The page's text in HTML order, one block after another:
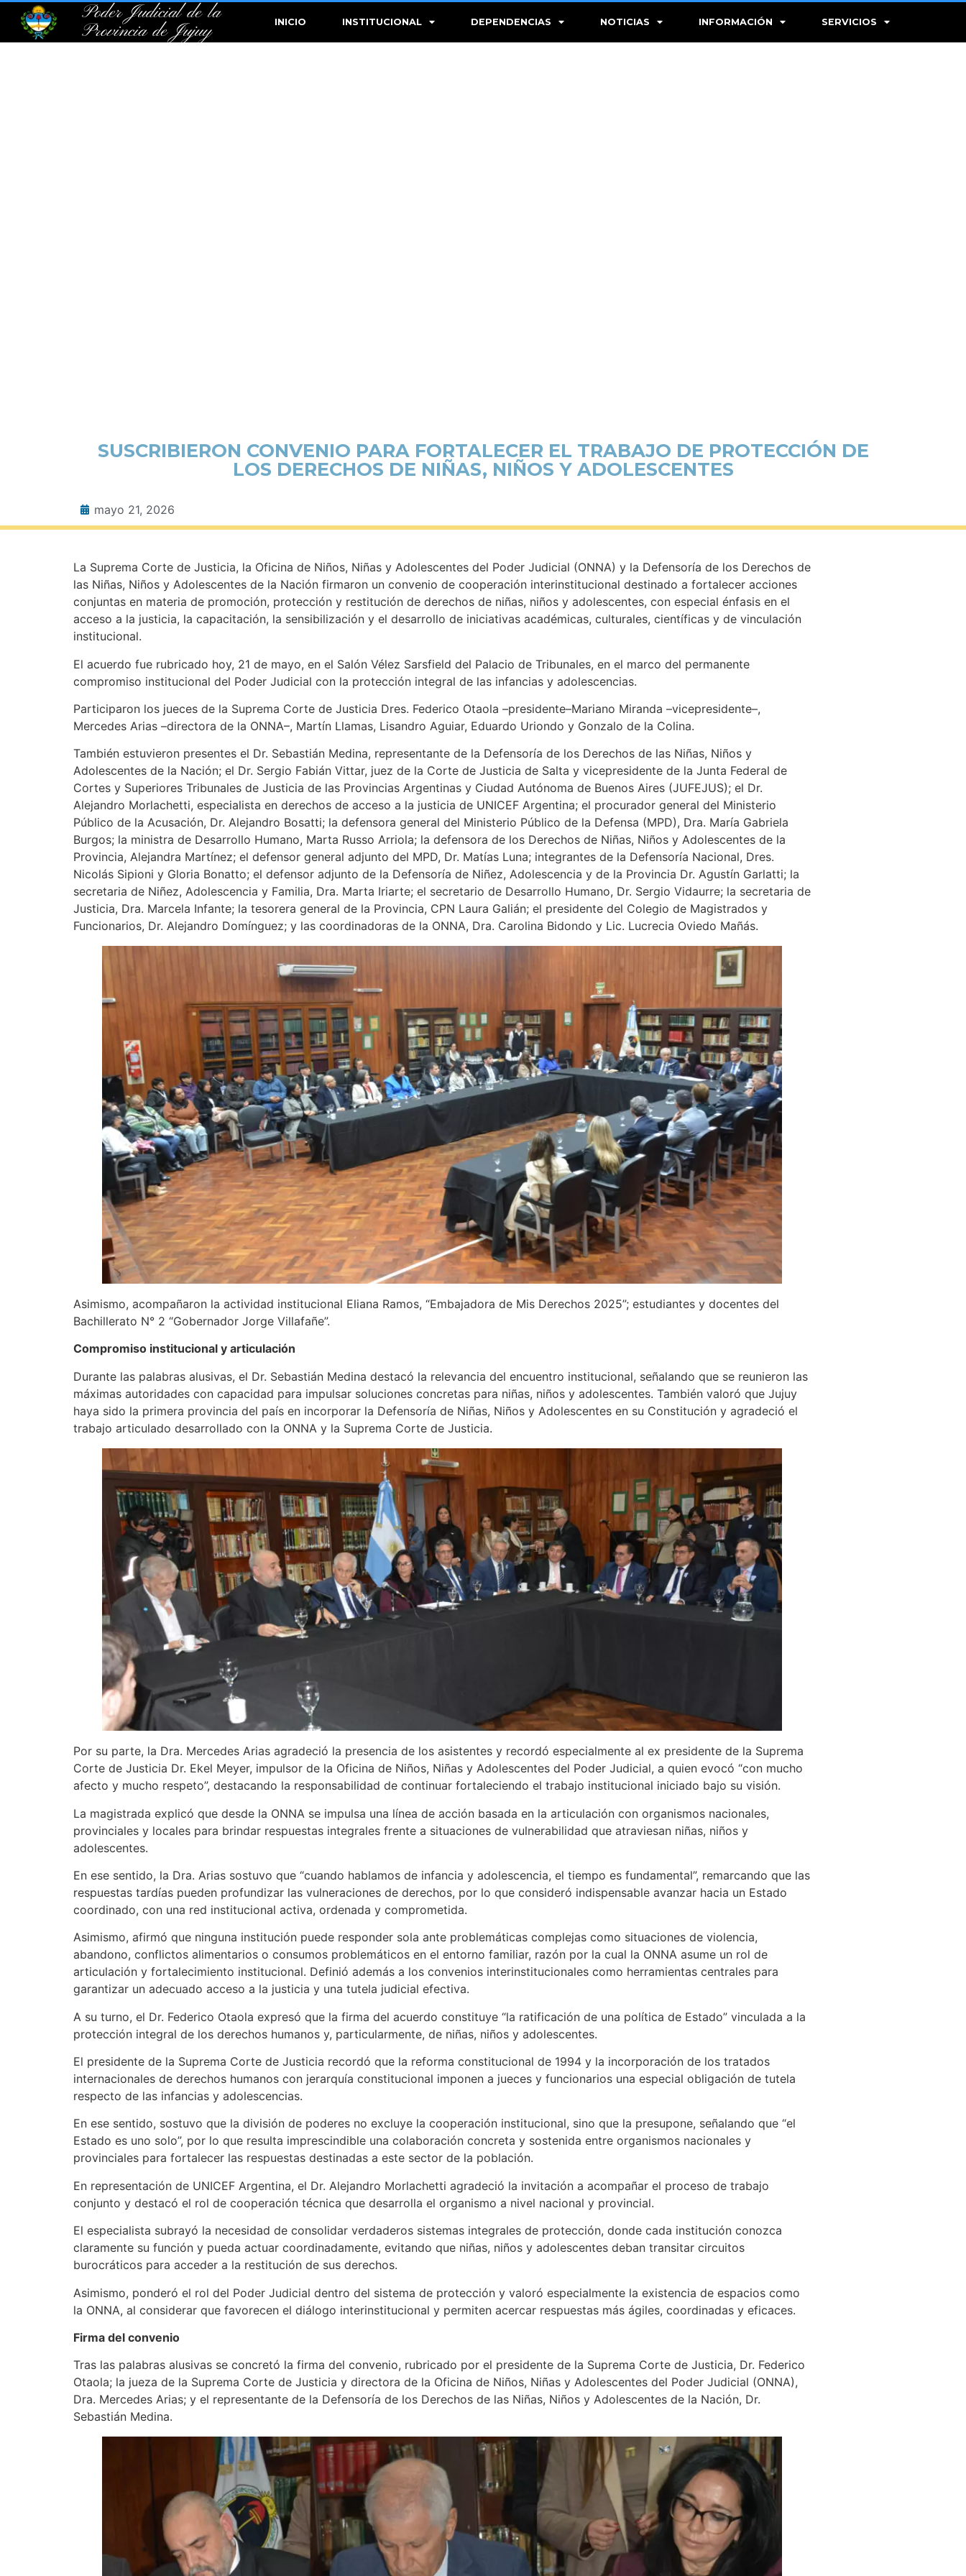
Poder Judicial de la
Provincia de Jujuy
INICIO INSTITUCIONAL DEPENDENCIAS NOTICIAS INFORMACIÓN SERVICIOS
SUSCRIBIERON CONVENIO PARA FORTALECER EL TRABAJO DE PROTECCIÓN DE
LOS DERECHOS DE NIÑAS, NIÑOS Y ADOLESCENTES
mayo 21, 2026
La Suprema Corte de Justicia, la Oficina de Niños, Niñas y Adolescentes del Poder Judicial (ONNA) y la Defensoría de los Derechos de
las Niñas, Niños y Adolescentes de la Nación firmaron un convenio de cooperación interinstitucional destinado a fortalecer acciones
conjuntas en materia de promoción, protección y restitución de derechos de niñas, niños y adolescentes, con especial énfasis en el
acceso a la justicia, la capacitación, la sensibilización y el desarrollo de iniciativas académicas, culturales, científicas y de vinculación
institucional.
El acuerdo fue rubricado hoy, 21 de mayo, en el Salón Vélez Sarsfield del Palacio de Tribunales, en el marco del permanente
compromiso institucional del Poder Judicial con la protección integral de las infancias y adolescencias.
Participaron los jueces de la Suprema Corte de Justicia Dres. Federico Otaola –presidente–Mariano Miranda –vicepresidente–,
Mercedes Arias –directora de la ONNA–, Martín Llamas, Lisandro Aguiar, Eduardo Uriondo y Gonzalo de la Colina.
También estuvieron presentes el Dr. Sebastián Medina, representante de la Defensoría de los Derechos de las Niñas, Niños y
Adolescentes de la Nación; el Dr. Sergio Fabián Vittar, juez de la Corte de Justicia de Salta y vicepresidente de la Junta Federal de
Cortes y Superiores Tribunales de Justicia de las Provincias Argentinas y Ciudad Autónoma de Buenos Aires (JUFEJUS); el Dr.
Alejandro Morlachetti, especialista en derechos de acceso a la justicia de UNICEF Argentina; el procurador general del Ministerio
Público de la Acusación, Dr. Alejandro Bosatti; la defensora general del Ministerio Público de la Defensa (MPD), Dra. María Gabriela
Burgos; la ministra de Desarrollo Humano, Marta Russo Arriola; la defensora de los Derechos de Niñas, Niños y Adolescentes de la
Provincia, Alejandra Martínez; el defensor general adjunto del MPD, Dr. Matías Luna; integrantes de la Defensoría Nacional, Dres.
Nicolás Sipioni y Gloria Bonatto; el defensor adjunto de la Defensoría de Niñez, Adolescencia y de la Provincia Dr. Agustín Garlatti; la
secretaria de Niñez, Adolescencia y Familia, Dra. Marta Iriarte; el secretario de Desarrollo Humano, Dr. Sergio Vidaurre; la secretaria de
Justicia, Dra. Marcela Infante; la tesorera general de la Provincia, CPN Laura Galián; el presidente del Colegio de Magistrados y
Funcionarios, Dr. Alejandro Domínguez; y las coordinadoras de la ONNA, Dra. Carolina Bidondo y Lic. Lucrecia Oviedo Mañás.
Asimismo, acompañaron la actividad institucional Eliana Ramos, “Embajadora de Mis Derechos 2025”; estudiantes y docentes del
Bachillerato N° 2 “Gobernador Jorge Villafañe”.
Compromiso institucional y articulación
Durante las palabras alusivas, el Dr. Sebastián Medina destacó la relevancia del encuentro institucional, señalando que se reunieron las
máximas autoridades con capacidad para impulsar soluciones concretas para niñas, niños y adolescentes. También valoró que Jujuy
haya sido la primera provincia del país en incorporar la Defensoría de Niñas, Niños y Adolescentes en su Constitución y agradeció el
trabajo articulado desarrollado con la ONNA y la Suprema Corte de Justicia.
Por su parte, la Dra. Mercedes Arias agradeció la presencia de los asistentes y recordó especialmente al ex presidente de la Suprema
Corte de Justicia Dr. Ekel Meyer, impulsor de la Oficina de Niños, Niñas y Adolescentes del Poder Judicial, a quien evocó “con mucho
afecto y mucho respeto”, destacando la responsabilidad de continuar fortaleciendo el trabajo institucional iniciado bajo su visión.
La magistrada explicó que desde la ONNA se impulsa una línea de acción basada en la articulación con organismos nacionales,
provinciales y locales para brindar respuestas integrales frente a situaciones de vulnerabilidad que atraviesan niñas, niños y
adolescentes.
En ese sentido, la Dra. Arias sostuvo que “cuando hablamos de infancia y adolescencia, el tiempo es fundamental”, remarcando que las
respuestas tardías pueden profundizar las vulneraciones de derechos, por lo que consideró indispensable avanzar hacia un Estado
coordinado, con una red institucional activa, ordenada y comprometida.
Asimismo, afirmó que ninguna institución puede responder sola ante problemáticas complejas como situaciones de violencia,
abandono, conflictos alimentarios o consumos problemáticos en el entorno familiar, razón por la cual la ONNA asume un rol de
articulación y fortalecimiento institucional. Definió además a los convenios interinstitucionales como herramientas centrales para
garantizar un adecuado acceso a la justicia y una tutela judicial efectiva.
A su turno, el Dr. Federico Otaola expresó que la firma del acuerdo constituye “la ratificación de una política de Estado” vinculada a la
protección integral de los derechos humanos y, particularmente, de niñas, niños y adolescentes.
El presidente de la Suprema Corte de Justicia recordó que la reforma constitucional de 1994 y la incorporación de los tratados
internacionales de derechos humanos con jerarquía constitucional imponen a jueces y funcionarios una especial obligación de tutela
respecto de las infancias y adolescencias.
En ese sentido, sostuvo que la división de poderes no excluye la cooperación institucional, sino que la presupone, señalando que “el
Estado es uno solo”, por lo que resulta imprescindible una colaboración concreta y sostenida entre organismos nacionales y
provinciales para fortalecer las respuestas destinadas a este sector de la población.
En representación de UNICEF Argentina, el Dr. Alejandro Morlachetti agradeció la invitación a acompañar el proceso de trabajo
conjunto y destacó el rol de cooperación técnica que desarrolla el organismo a nivel nacional y provincial.
El especialista subrayó la necesidad de consolidar verdaderos sistemas integrales de protección, donde cada institución conozca
claramente su función y pueda actuar coordinadamente, evitando que niñas, niños y adolescentes deban transitar circuitos
burocráticos para acceder a la restitución de sus derechos.
Asimismo, ponderó el rol del Poder Judicial dentro del sistema de protección y valoró especialmente la existencia de espacios como
la ONNA, al considerar que favorecen el diálogo interinstitucional y permiten acercar respuestas más ágiles, coordinadas y eficaces.
Firma del convenio
Tras las palabras alusivas se concretó la firma del convenio, rubricado por el presidente de la Suprema Corte de Justicia, Dr. Federico
Otaola; la jueza de la Suprema Corte de Justicia y directora de la Oficina de Niños, Niñas y Adolescentes del Poder Judicial (ONNA),
Dra. Mercedes Arias; y el representante de la Defensoría de los Derechos de las Niñas, Niños y Adolescentes de la Nación, Dr.
Sebastián Medina.